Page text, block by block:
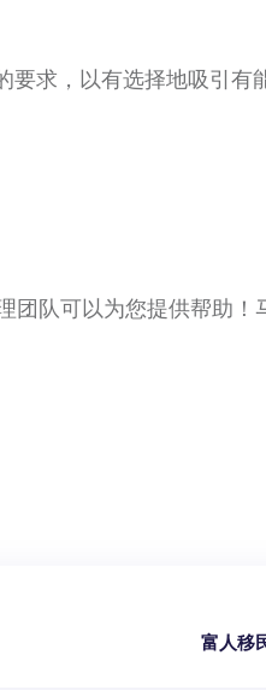
求，以有选择地吸引有
团队可以为您提供帮助
富人移